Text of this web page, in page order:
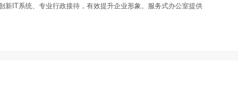
系统、专业行政接待，有效提升企业形象。服务式办公室提供